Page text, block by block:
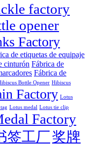
factory
opener
Factory
de etiquetas de equipaje
cinturón Fábrica de
Fábrica de
Bottle Opener Hibiscus
Factory Lotus
Lotus medal Lotus tie clip
Factory
签工厂奖牌